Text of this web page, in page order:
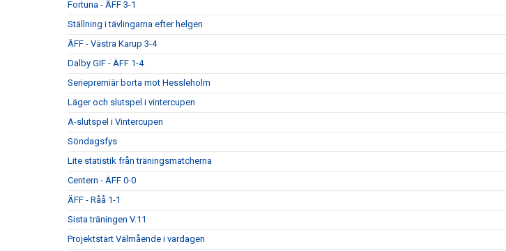
Fortuna - ÄFF 3-1
Ställning i tävlingarna efter helgen
ÄFF - Västra Karup 3-4
Dalby GIF - ÄFF 1-4
Seriepremiär borta mot Hessleholm
Läger och slutspel i vintercupen
A-slutspel i Vintercupen
Söndagsfys
Lite statistik från träningsmatcherna
Centern - ÄFF 0-0
ÄFF - Råå 1-1
Sista träningen V.11
Projektstart Välmående i vardagen